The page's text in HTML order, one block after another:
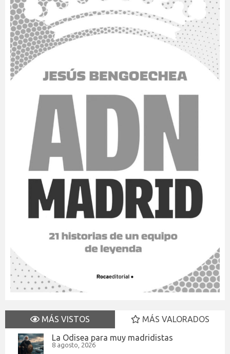
MÁS VISTOS
MÁS VALORADOS
La Odisea para muy madridistas
8 agosto, 2026